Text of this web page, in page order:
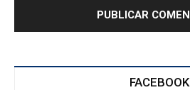
FACEBOOK